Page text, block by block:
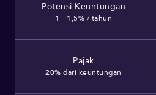
Potensi Keuntungan
1 - 1,5% / tahun
Pajak
20% dari keuntungan